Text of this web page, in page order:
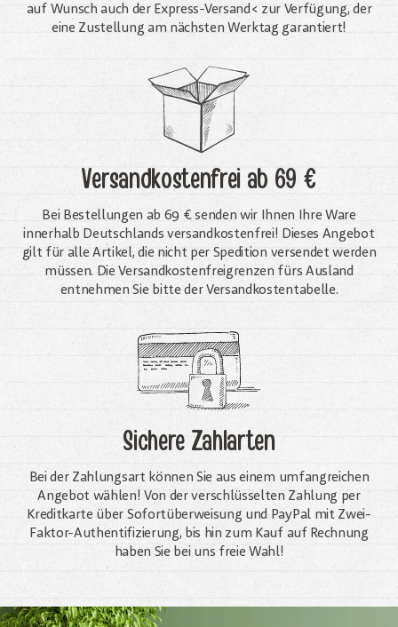
auf Wunsch auch der Express-Versand< zur Verfügung, der
eine Zustellung am nächsten Werktag garantiert!
Versandkostenfreiab 69 €
Bei Bestellungen ab 69 € senden wir Ihnen Ihre Ware
innerhalb Deutschlands versandkostenfrei! Dieses Angebot
gilt für alle Artikel, die nicht per Spedition versendet werden
müssen. Die Versandkosten­freigrenzen fürs Ausland
entnehmen Sie bitte der Versandkostentabelle.
Sichere Zahlarten
Bei der Zahlungsart können Sie aus einem umfangreichen
Angebot wählen! Von der verschlüsselten Zahlung per
Kreditkarte über Sofortüberweisung und PayPal mit Zwei-
Faktor-Authentifizierung, bis hin zum Kauf auf Rechnung
haben Sie bei uns freie Wahl!